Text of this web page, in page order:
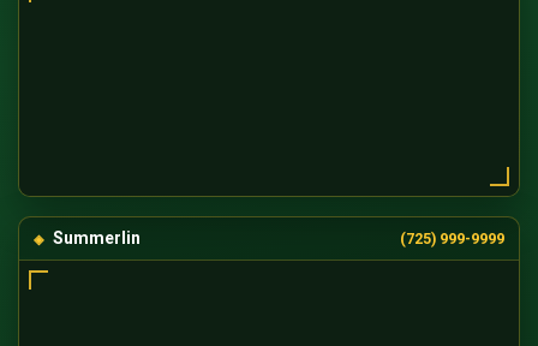
Summerlin (725) 999-9999